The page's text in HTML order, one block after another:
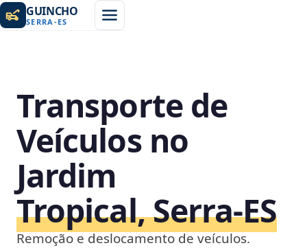
GUINCHO
SERRA -ES
Transporte de
Veículos no
Jardim
Tropical, Serra‑ES
Remoção e deslocamento de veículos.